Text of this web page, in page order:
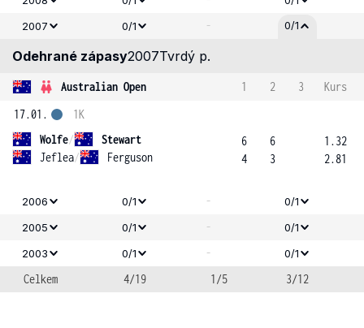
2007
0/1 - 0/1
Odehrané zápasy2007Tvrdý p.
Australian Open 1 2 3
Kurs
17.01.
Wolfe/
Stewart
Jeflea/ Ferguson
1K
6
4
6
3
1.32
2.81
2006 0/1 -
0/1
2005
0/1 -
0/1
2003
0/1 - 0/1
Celkem 4/19 1/5 3/12